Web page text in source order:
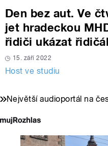
Den bez aut. Ve
jet hradeckou
řidiči ukázat
15. září 2022
Host ve studiu
Největší audioportál na